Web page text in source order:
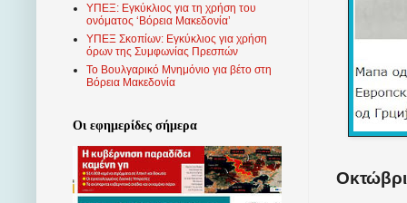
ΥΠΕΞ: Εγκύκλιος για τη χρήση του
ονόματος ‘Βόρεια Μακεδονία’
ΥΠΕΞ Σκοπίων: Εγκύκλιος για χρήση
όρων της Συμφωνίας Πρεσπών
Το Βουλγαρικό Μνημόνιο για βέτο στη
Βόρεια Μακεδονία
Οι εφημερίδες σήμερα